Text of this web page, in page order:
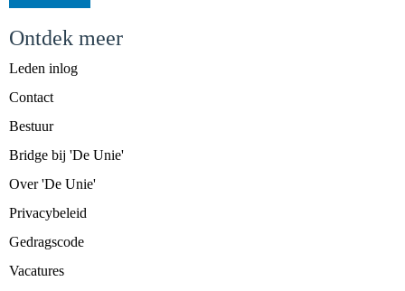
Ontdek meer
Leden inlog
Contact
Bestuur
Bridge bij 'De Unie'
Over 'De Unie'
Privacybeleid
Gedragscode
Vacatures